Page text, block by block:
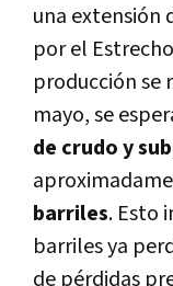
una extensión
por el
producción se
mayo, se
de crudo y
barriles. Esto
barriles ya
de pérdidas